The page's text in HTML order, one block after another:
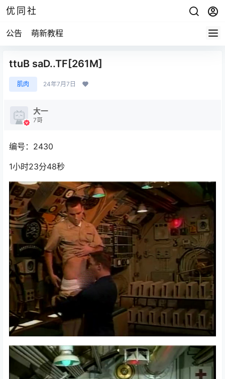
优同社
公告 萌新教程
ttuB saD..TF[261M]
肌肉 24年7月7日
大一
7哥
编号：2430
1小时23分48秒